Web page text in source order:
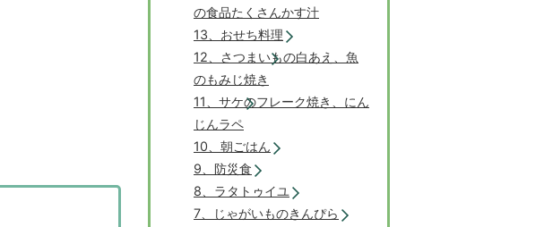
の食品たくさんかす汁
13、おせち料理
12、さつまいもの白あえ、魚
のもみじ焼き
11、サケのフレーク焼き、にん
じんラペ
10、朝ごはん
9、防災食
8、ラタトゥイユ
7、じゃがいものきんぴら